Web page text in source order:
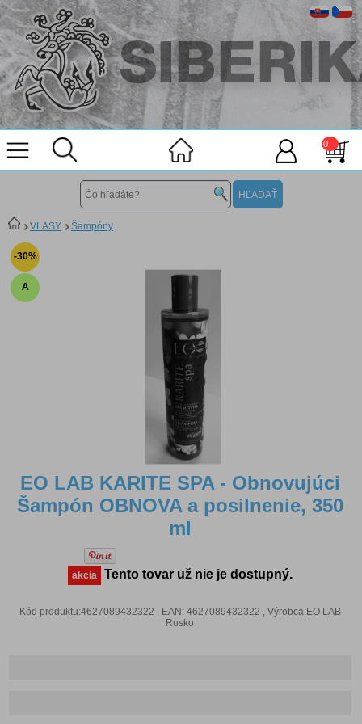
0
VLASY Šampóny
-30%
A
EO LAB KARITE SPA - Obnovujúci
Šampón OBNOVA a posilnenie, 350
ml
akcia Tento tovar už nie je dostupný.
Kód produktu:4627089432322 , EAN: 4627089432322 , Výrobca:EO LAB
Rusko